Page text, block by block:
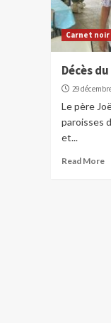
Carnet noir
Décès
29
Le père
paroisses
et...
Read More